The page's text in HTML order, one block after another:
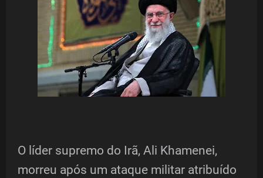
O líder supremo do Irã, Ali Khamenei,
morreu após um ataque militar atribuído